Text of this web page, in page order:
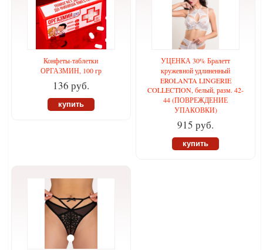
Конфеты-таблетки
ОРГАЗМИН, 100 гр
136 руб.
купить
УЦЕНКА 30% Бралетт
кружевной удлиненный
EROLANTA LINGERIE
COLLECTION, белый, разм. 42-
44 (ПОВРЕЖДЕНИЕ
УПАКОВКИ)
915 руб.
купить